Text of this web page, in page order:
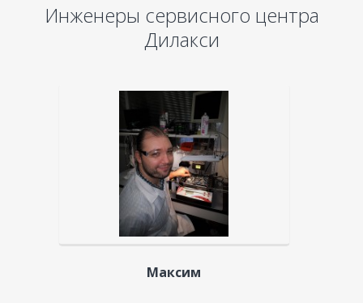
Инженеры сервисного центра
Дилакси
Максим